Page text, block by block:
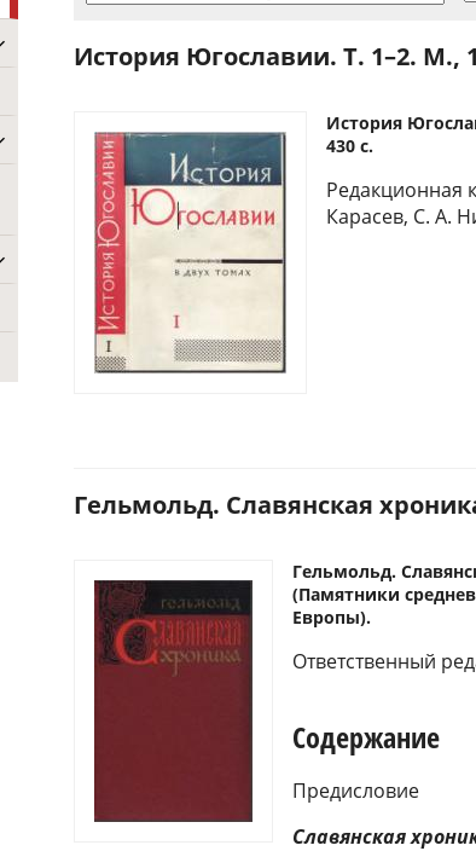
История Югославии. Т. 1–2. М.,
История
430 с.
Редакционная
Карасев, С. А.
Гельмольд. Славянская
Гельмольд.
(Памятники
Европы).
Ответственный
Содержание
Предисловие
Славянская